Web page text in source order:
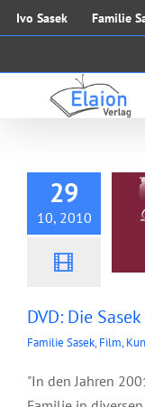
Zum
Inhalt
Ivo Sasek Familie
29
10, 2010
DVD: Die
Familie Sasek, Film,
"In den Jahren